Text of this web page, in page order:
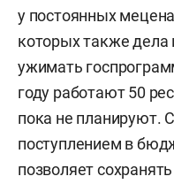
у постоянных
которых также дела
ужимать
году работают 50
пока не планируют.
поступлением в
позволяет